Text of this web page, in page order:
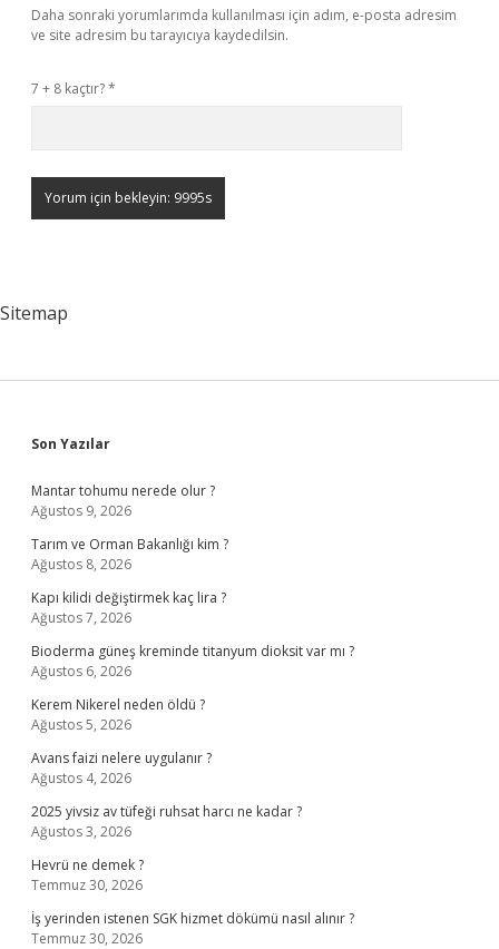
Daha sonraki yorumlarımda kullanılması için adım, e-posta adresim
ve site adresim bu tarayıcıya kaydedilsin.
7 + 8 kaçtır?*
Sitemap
Sidebar
Son Yazılar
Mantar tohumu nerede olur ?
Ağustos 9, 2026
Tarım ve Orman Bakanlığı kim ?
Ağustos 8, 2026
Kapı kilidi değiştirmek kaç lira ?
Ağustos 7, 2026
Bioderma güneş kreminde titanyum dioksit var mı ?
Ağustos 6, 2026
Kerem Nikerel neden öldü ?
Ağustos 5, 2026
Avans faizi nelere uygulanır ?
Ağustos 4, 2026
2025 yivsiz av tüfeği ruhsat harcı ne kadar ?
Ağustos 3, 2026
Hevrü ne demek ?
Temmuz 30, 2026
İş yerinden istenen SGK hizmet dökümü nasıl alınır ?
Temmuz 30, 2026